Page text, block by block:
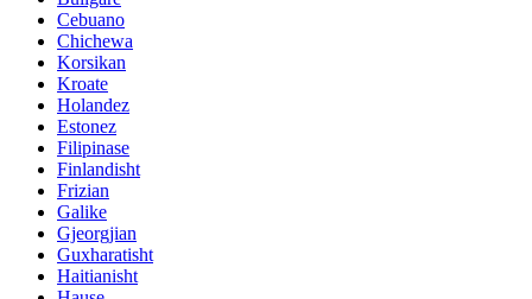
Cebuano
Chichewa
Korsikan
Kroate
Holandez
Estonez
Filipinase
Finlandisht
Frizian
Galike
Gjeorgjian
Guxharatisht
Haitianisht